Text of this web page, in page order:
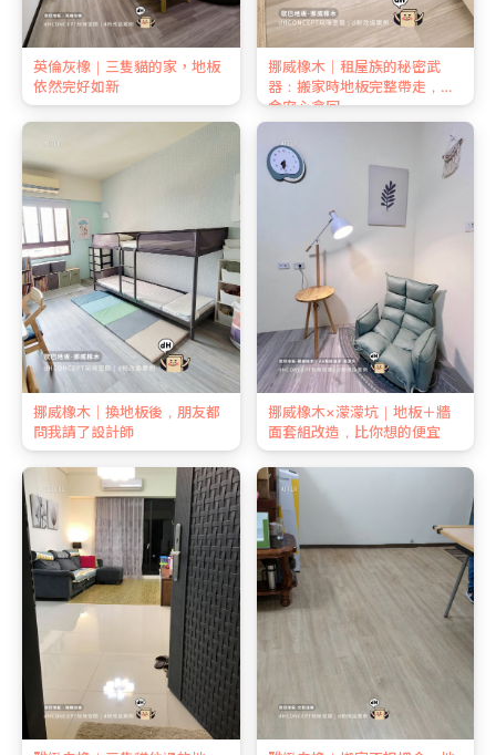
英倫灰橡｜三隻貓的家，地板
依然完好如新
挪威橡木｜租屋族的秘密武
器：搬家時地板完整帶走，押
金安心拿回
挪威橡木｜換地板後，朋友都
問我請了設計師
挪威橡木×濛濛坑｜地板＋牆
面套組改造，比你想的便宜